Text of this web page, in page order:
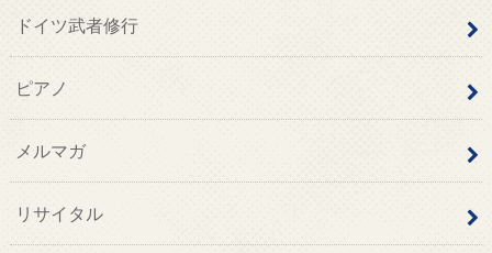
ドイツ武者修行
ピアノ
メルマガ
リサイタル